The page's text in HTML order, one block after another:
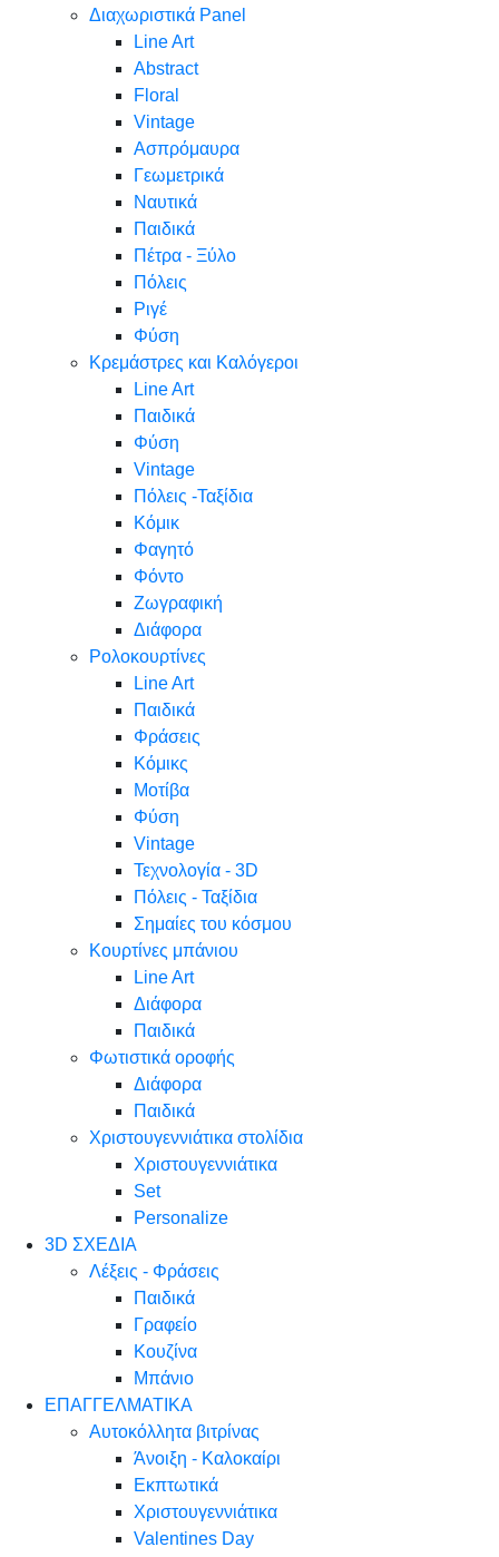
Διαχωριστικά Panel
Line Art
Abstract
Floral
Vintage
Ασπρόμαυρα
Γεωμετρικά
Ναυτικά
Παιδικά
Πέτρα - Ξύλο
Πόλεις
Ριγέ
Φύση
Κρεμάστρες και Καλόγεροι
Line Art
Παιδικά
Φύση
Vintage
Πόλεις -Ταξίδια
Κόμικ
Φαγητό
Φόντο
Ζωγραφική
Διάφορα
Ρολοκουρτίνες
Line Art
Παιδικά
Φράσεις
Κόμικς
Μοτίβα
Φύση
Vintage
Τεχνολογία - 3D
Πόλεις - Ταξίδια
Σημαίες του κόσμου
Κουρτίνες μπάνιου
Line Art
Διάφορα
Παιδικά
Φωτιστικά οροφής
Διάφορα
Παιδικά
Χριστουγεννιάτικα στολίδια
Χριστουγεννιάτικα
Set
Personalize
3D ΣΧΕΔΙΑ
Λέξεις - Φράσεις
Παιδικά
Γραφείο
Κουζίνα
Μπάνιο
ΕΠΑΓΓΕΛΜΑΤΙΚΑ
Αυτοκόλλητα βιτρίνας
Άνοιξη - Καλοκαίρι
Εκπτωτικά
Χριστουγεννιάτικα
Valentines Day